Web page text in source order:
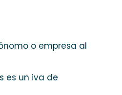
o empresa al
es un iva de